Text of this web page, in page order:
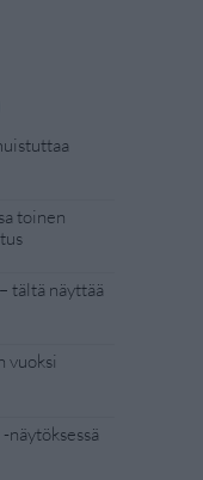
toinen
tältä näyttää
vuoksi
näytöksessä